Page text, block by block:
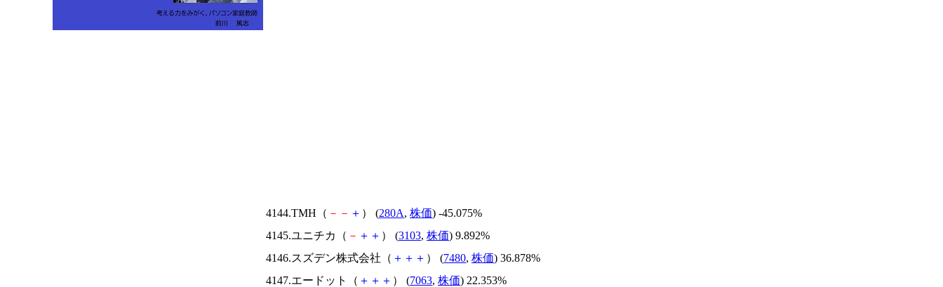
4144.TMH（ － － ＋ ） (280A, 株価) -45.075%
4145.ユニチカ（ － ＋ ＋ ） (3103, 株価) 9.892%
4146.スズデン株式会社（ ＋ ＋ ＋ ） (7480, 株価) 36.878%
4147.エードット（ ＋ ＋ ＋ ） (7063, 株価) 22.353%